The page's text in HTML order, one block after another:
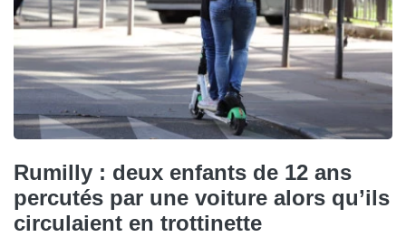
Rumilly : deux enfants de 12 ans
percutés par une voiture alors qu’ils
circulaient en trottinette